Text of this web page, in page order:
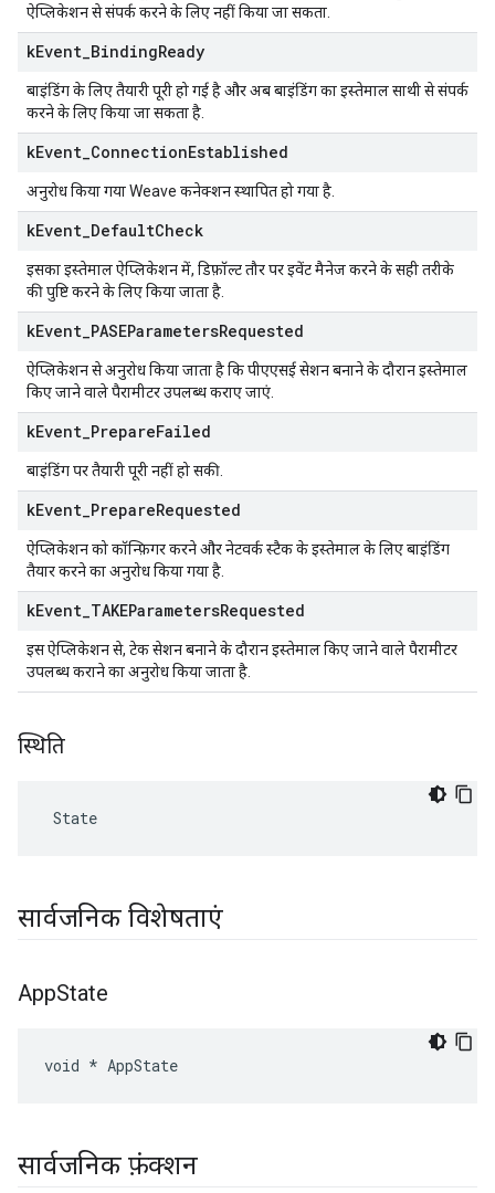
ऐप्लिकेशन से संपर्क करने के लिए नहीं किया जा सकता.
kEvent BindingReady
बाइंडिंग के लिए तैयारी पूरी हो गई है और अब बाइंडिंग का इस्तेमाल साथी से संपर्क
करने के लिए किया जा सकता है.
kEvent ConnectionEstablished
अनुरोध किया गया Weave कनेक्शन स्थापित हो गया है.
kEvent DefaultCheck
इसका इस्तेमाल ऐप्लिकेशन में, डिफ़ॉल्ट तौर पर इवेंट मैनेज करने के सही तरीके
की पुष्टि करने के लिए किया जाता है.
kEvent PASEParametersRequested
ऐप्लिकेशन से अनुरोध किया जाता है कि पीएएसई सेशन बनाने के दौरान इस्तेमाल
किए जाने वाले पैरामीटर उपलब्ध कराए जाएं.
kEvent PrepareFailed
बाइंडिंग पर तैयारी पूरी नहीं हो सकी.
kEvent PrepareRequested
ऐप्लिकेशन को कॉन्फ़िगर करने और नेटवर्क स्टैक के इस्तेमाल के लिए बाइंडिंग
तैयार करने का अनुरोध किया गया है.
kEvent TAKEParametersRequested
इस ऐप्लिकेशन से, टेक सेशन बनाने के दौरान इस्तेमाल किए जाने वाले पैरामीटर
उपलब्ध कराने का अनुरोध किया जाता है.
स्थिति
State
सार्वजनिक विशेषताएं
AppState
void * AppState
सार्वजनिक फ़ंक्शन